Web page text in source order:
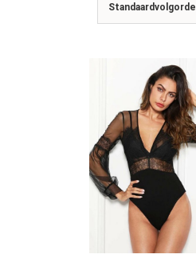
Standaardvolgorde